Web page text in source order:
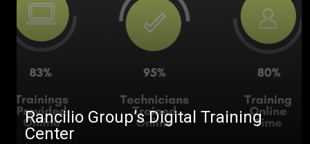
Rancilio Group’s Digital Training
Center